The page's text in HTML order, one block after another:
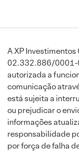
A XP Investimentos
02.332.886/0001-
autorizada a
comunicação
está sujeita a
ou prejudicar o
informações
responsabilidade
por força de falha